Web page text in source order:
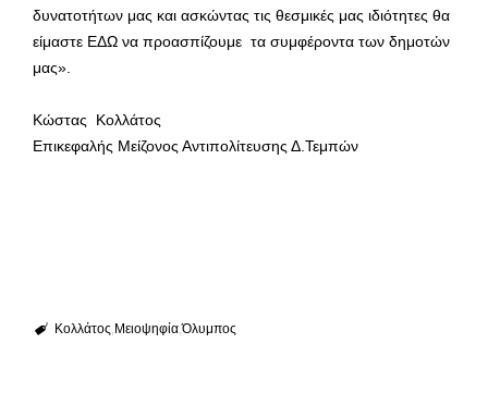
δυνατοτήτων μας και ασκώντας τις θεσμικές μας ιδιότητες θα
είμαστε ΕΔΩ να προασπίζουμε τα συμφέροντα των δημοτών
μας».
Κώστας Κολλάτος
Επικεφαλής Μείζονος Αντιπολίτευσης Δ.Τεμπών
Κολλάτος Μειοψηφία Όλυμπος